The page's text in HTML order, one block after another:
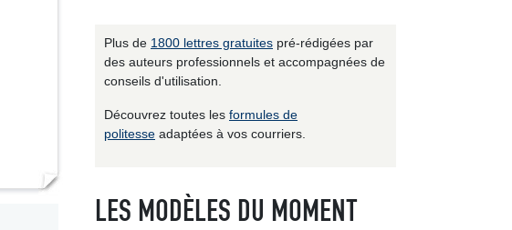
Plus de 1800 lettres gratuites pré-rédigées par
des auteurs professionnels et accompagnées de
conseils d'utilisation.
Découvrez toutes les formules de
politesse adaptées à vos courriers.
LES MODÈLES DU MOMENT